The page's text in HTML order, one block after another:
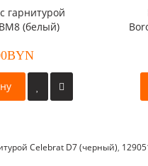
гарнитурой
(белый)
Celebrat D7 (черный),